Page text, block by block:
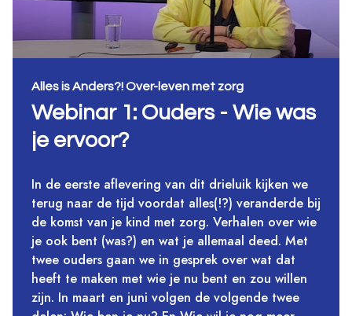
Alles is Anders?! Over-leven met zorg
Webinar 1: Ouders - Wie was
je ervoor?
In de eerste aflevering van dit drieluik kijken we
terug naar de tijd voordat alles(!?) veranderde bij
de komst van je kind met zorg. Verhalen over wie
je ook bent (was?) en wat je allemaal deed. Met
twee ouders gaan we in gesprek over wat dat
heeft te maken met wie je nu bent en zou willen
zijn. In maart en juni volgen de volgende twee